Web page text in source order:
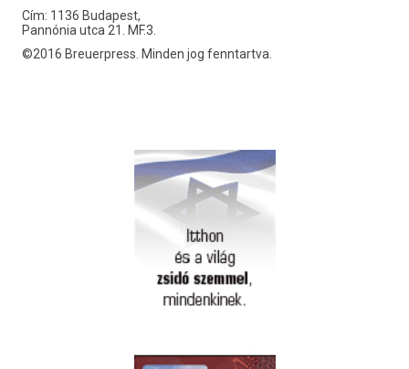
Cím: 1136 Budapest,
Pannónia utca 21. MF.3.
©2016 Breuerpress. Minden jog fenntartva.